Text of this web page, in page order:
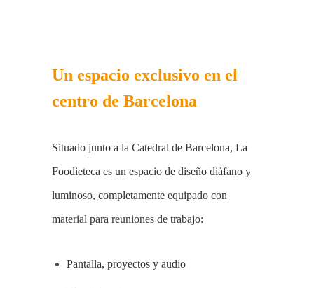
Un espacio exclusivo en el
centro de Barcelona
Situado junto a la Catedral de Barcelona, La
Foodieteca es un espacio de diseño diáfano y
luminoso, completamente equipado con
material para reuniones de trabajo:
Pantalla, proyectos y audio